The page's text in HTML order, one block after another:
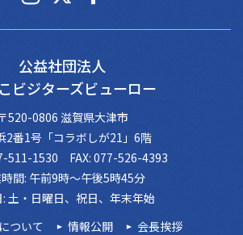
公益社団法人
ビジターズビューロー
520-0806 滋賀県大津市
2番1号「コラボしが21」6階
511-1530 FAX: 077-526-4393
間: 午前9時～午後5時45分
: 土・日曜日、祝日、年末年始
ついて
情報公開 会長挨拶